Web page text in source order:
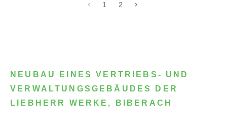
1 2
NEUBAU EINES VERTRIEBS- UND
VERWALTUNGSGEBÄUDES DER
LIEBHERR WERKE, BIBERACH